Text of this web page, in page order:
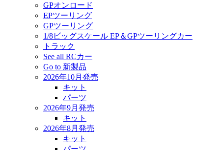
GPオンロード
EPツーリング
GPツーリング
1/8ビッグスケール EP＆GPツーリングカー
トラック
See all RCカー
Go to 新製品
2026年10月発売
キット
パーツ
2026年9月発売
キット
2026年8月発売
キット